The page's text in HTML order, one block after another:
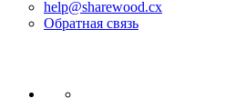
help@sharewood.cx
Обратная связь